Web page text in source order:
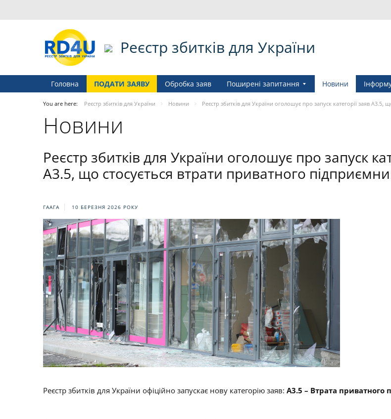
Реєстр збитків для України
Головна ПОДАТИ ЗАЯВУ Обробка заяв Поширені запитання Новини
You are here: Реєстр збитків для України Новини Реєстр збитків для України оголошує про запуск категорії заяв A3.5,
Новини
Реєстр збитків для України оголошує про запуск
A3.5, що стосується втрати приватного
ГААГА 10 БЕРЕЗНЯ 2026 РОКУ
Реєстр збитків для України офіційно запускає нову категорію заяв: A3.5 – Втрата приватного